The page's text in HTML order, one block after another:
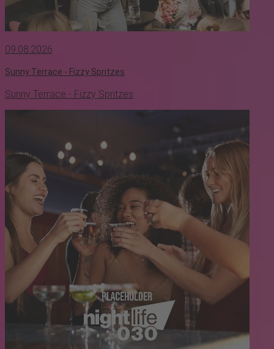
09.08.2026
Sunny Terrace - Fizzy Spritzes
Sunny Terrace - Fizzy Spritzes